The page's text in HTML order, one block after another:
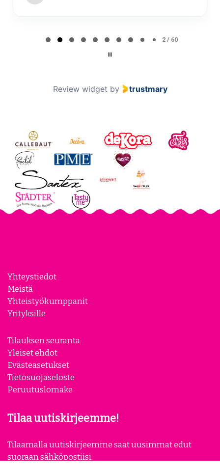
2 / 60
Review widget by trustmary
Yhteystiedot
Meistä
Yhteistyökumppanit
Yrityksille
Tilauksen seuranta
Yleiset ehdot
Evästeasetukset
Tietosuojaseloste
Peruutuslomake
Tilaa uutiskirjeemme!
Tilaamalla uutiskirjeemme saat uusimmat edut
suoraan sähköpostiisi.